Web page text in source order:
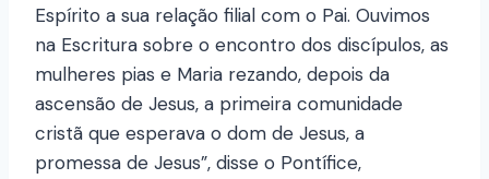
Espírito a sua relação filial com o Pai. Ouvimos
na Escritura sobre o encontro dos discípulos, as
mulheres pias e Maria rezando, depois da
ascensão de Jesus, a primeira comunidade
cristã que esperava o dom de Jesus, a
promessa de Jesus”, disse o Pontífice,